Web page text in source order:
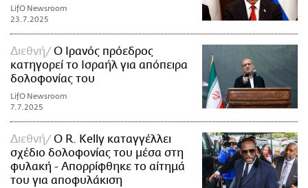
LifO Newsroom
23.7.2025
Διεθνή
Ο Ιρανός πρόεδρος
κατηγορεί το Ισραήλ για απόπειρα
δολοφονίας του
LifO Newsroom
7.7.2025
Διεθνή
Ο R. Kelly καταγγέλλει
σχέδιο δολοφονίας του μέσα στη
φυλακή - Απορρίφθηκε το αίτημά
του για αποφυλάκιση